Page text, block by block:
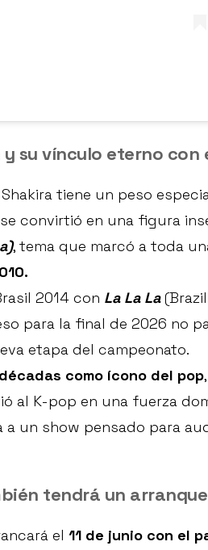
y su vínculo eterno
tiene un peso
convirtió en una figura
, tema que marcó a toda
2014 con La La La
para la final de 2026 no
etapa del campeonato.
como ícono del pop
al K-pop en una fuerza
un show pensado para
tendrá un
el 11 de junio con el